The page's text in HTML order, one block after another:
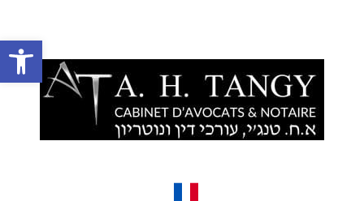
Ouvrir la barre d’outils